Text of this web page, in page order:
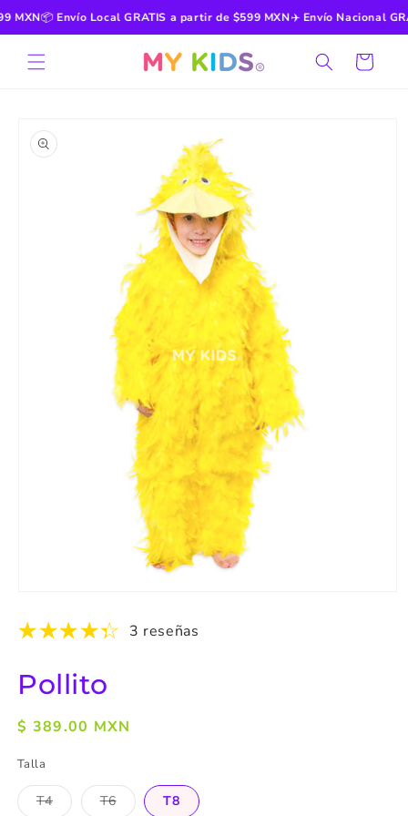
directamente
al contenido
📦Envío Local GRATIS a partir de $599 MXN✈️Envío Nacional
Carrito
a la
información
multimedia
1
ventana
modal
3 reseñas
Pollito
Precio
$ 389.00 MXN
Talla
T4
Variante
T6
Variante
T8